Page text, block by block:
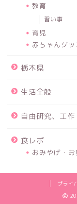
教育
習い事
育児
赤ちゃんグッ
栃木県
生活全般
自由研究、工作
食レポ
おみやげ・お
プライ